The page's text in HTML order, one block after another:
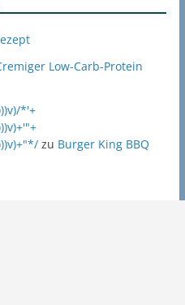
Low-Carb-Protein
*'+
zu Burger King BBQ